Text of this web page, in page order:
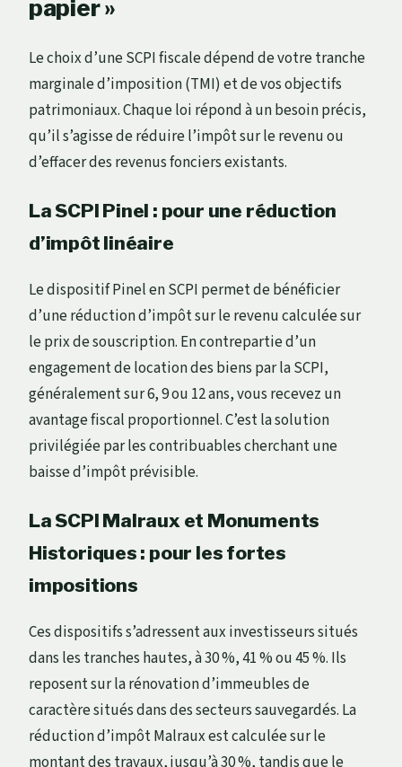
papier »
Le choix d’une SCPI fiscale dépend de votre tranche
marginale d’imposition (TMI) et de vos objectifs
patrimoniaux. Chaque loi répond à un besoin précis,
qu’il s’agisse de réduire l’impôt sur le revenu ou
d’effacer des revenus fonciers existants.
La SCPI Pinel : pour une réduction
d’impôt linéaire
Le dispositif Pinel en SCPI permet de bénéficier
d’une réduction d’impôt sur le revenu calculée sur
le prix de souscription. En contrepartie d’un
engagement de location des biens par la SCPI,
généralement sur 6, 9 ou 12 ans, vous recevez un
avantage fiscal proportionnel. C’est la solution
privilégiée par les contribuables cherchant une
baisse d’impôt prévisible.
La SCPI Malraux et Monuments
Historiques : pour les fortes
impositions
Ces dispositifs s’adressent aux investisseurs situés
dans les tranches hautes, à 30 %, 41 % ou 45 %. Ils
reposent sur la rénovation d’immeubles de
caractère situés dans des secteurs sauvegardés. La
réduction d’impôt Malraux est calculée sur le